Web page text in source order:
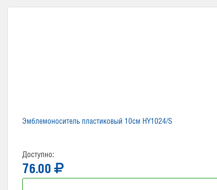
Эмблемоноситель пластиковый 10см HY1024/S
Доступно:
76.00